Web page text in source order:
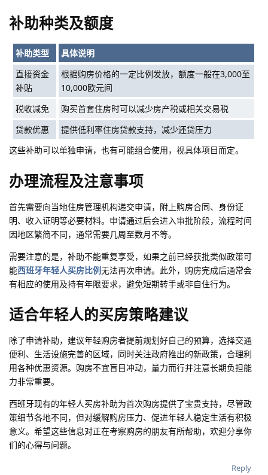
补助种类及额度
补助类型
具体说明
直接资金
补贴
根据购房价格的一定比例发放，额度一般在3,000至
10,000欧元间
税收减免
购买首套住房时可以减少房产税或相关交易税
贷款优惠
提供低利率住房贷款支持，减少还贷压力
这些补助可以单独申请，也有可能组合使用，视具体项目而定。
办理流程及注意事项
首先需要向当地住房管理机构递交申请，附上购房合同、身份证
明、收入证明等必要材料。申请通过后会进入审批阶段，流程时间
因地区繁简不同，通常需要几周至数月不等。
需要注意的是，补助不能重复享受，如果之前已经获批类似政策可
能西班牙年轻人买房比例无法再次申请。此外，购房完成后通常会
有相应的使用及持有年限要求，避免短期转手或非自住行为。
适合年轻人的买房策略建议
除了申请补助，建议年轻购房者提前规划好自己的预算，选择交通
便利、生活设施完善的区域，同时关注政府推出的新政策，合理利
用各种优惠资源。购房不宜盲目冲动，量力而行并注意长期负担能
力非常重要。
西班牙现有的年轻人买房补助为首次购房提供了宝贵支持，尽管政
策细节各地不同，但对缓解购房压力、促进年轻人稳定生活有积极
意义。希望这些信息对正在考察购房的朋友有所帮助，欢迎分享你
们的心得与问题。
Reply